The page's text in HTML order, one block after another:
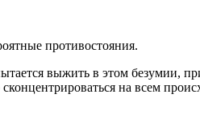
противостояния.
выжить в этом безумии,
на всем